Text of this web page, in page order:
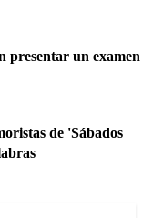
presentar un examen
de 'Sábados